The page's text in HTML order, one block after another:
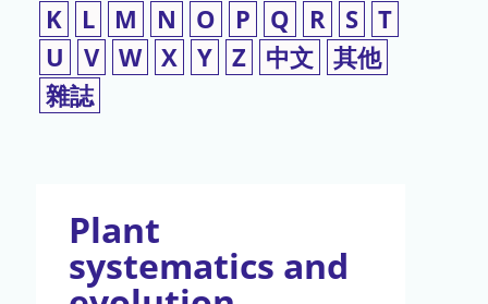
K
L M N O P Q R S T
U
V W X Y Z 中文 其他
雜誌
Plant
systematics and